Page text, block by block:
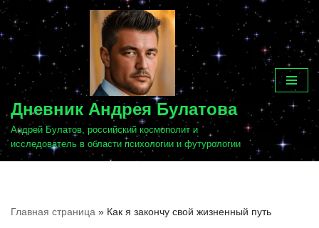
Перейти
к
содержимому
Дневник Андрея Булатова
Андрей Булатов, российский космополит и
исследователь в области психологии и футурологии
Главная страница » Как я закончу свой жизненный путь